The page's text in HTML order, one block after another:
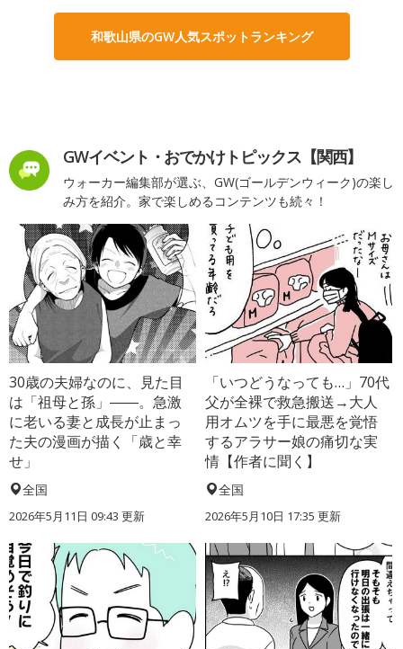
和歌山県のGW人気スポットランキング
GWイベント・おでかけトピックス【関西】
ウォーカー編集部が選ぶ、GW(ゴールデンウィーク)の楽し
み方を紹介。家で楽しめるコンテンツも続々！
30歳の夫婦なのに、見た目
は「祖母と孫」――。急激
に老いる妻と成長が止まっ
た夫の漫画が描く「歳と幸
せ」
全国
2026年5月11日 09:43 更新
「いつどうなっても…」70代
父が全裸で救急搬送→大人
用オムツを手に最悪を覚悟
するアラサー娘の痛切な実
情【作者に聞く】
全国
2026年5月10日 17:35 更新